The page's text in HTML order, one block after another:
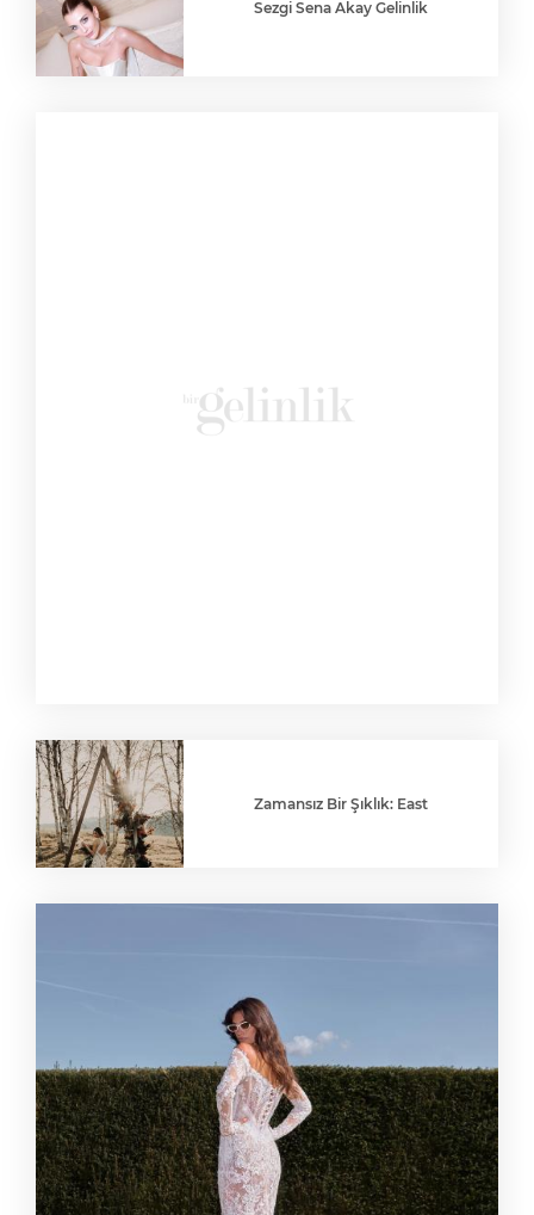
Sezgi Sena Akay Gelinlik
Zamansız Bir Şıklık: East